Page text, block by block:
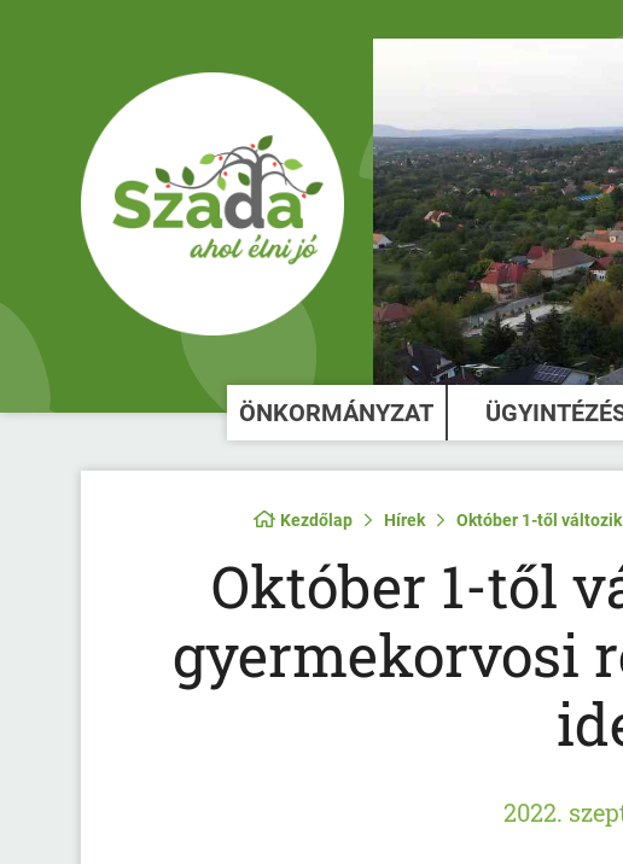
ÖNKORMÁNYZAT
Kezdőlap Hírek Október 1-től
Október 1-től
gyermekorvosi
2022.